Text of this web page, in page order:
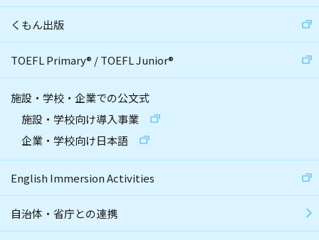
くもん出版
TOEFL Primary® /TOEFL Junior®
施設・学校・企業での公文式
施設・学校向け導入事業
企業・学校向け日本語
English Immersion Activities
自治体・省庁との連携